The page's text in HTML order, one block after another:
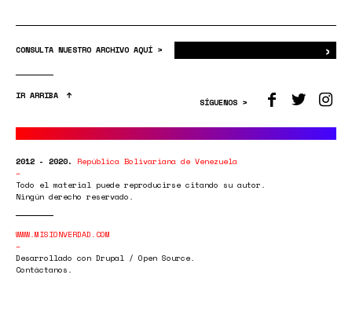
CONSULTA NUESTRO ARCHIVO AQUÍ > ›
IR ARRIBA
SÍGUENOS >
2012 - 2020. República Bolivariana de Venezuela
Todo el material puede reproducirse citando su autor.
Ningún derecho reservado.
WWW.MISIONVERDAD.COM
Desarrollado con Drupal / Open Source.
Contáctanos.